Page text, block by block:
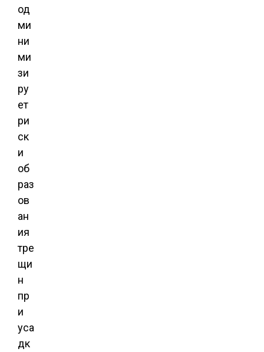
од
ми
ни
ми
зи
ру
ет
ри
ск
и
об
раз
ов
ан
ия
тре
щи
н
пр
и
уса
дк